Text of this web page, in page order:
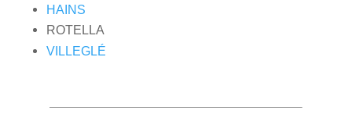
HAINS
ROTELLA
VILLEGLÉ